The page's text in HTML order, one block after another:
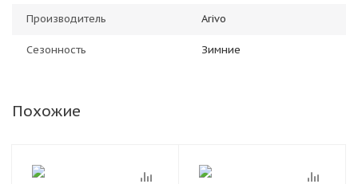
Производитель Arivo
Сезонность Зимние
Похожие